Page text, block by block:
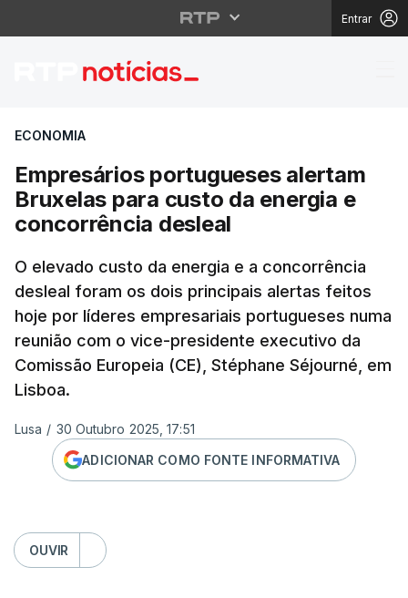
Entrar
Empresários
ECONOMIA
Empresários portugueses alertam
Bruxelas para custo da energia e
concorrência desleal
O elevado custo da energia e a concorrência
desleal foram os dois principais alertas feitos
hoje por líderes empresariais portugueses numa
reunião com o vice-presidente executivo da
Comissão Europeia (CE), Stéphane Séjourné, em
Lisboa.
Lusa / 30 Outubro 2025, 17:51
ADICIONAR COMO FONTE INFORMATIVA
OUVIR